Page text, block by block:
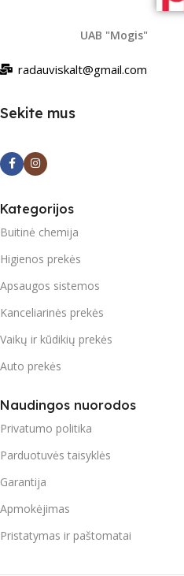
UAB "Mogis"
radauviskalt@gmail.com
Sekite mus
Kategorijos
Buitinė chemija
Higienos prekės
Apsaugos sistemos
Kanceliarinės prekės
Vaikų ir kūdikių prekės
Auto prekės
Naudingos nuorodos
Privatumo politika
Parduotuvės taisyklės
Garantija
Apmokėjimas
Pristatymas ir paštomatai